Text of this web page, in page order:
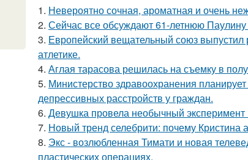
1. Невероятно сочная, ароматная и очень
2. Сейчас все обсуждают 61-летнюю Паулину
3. Европейский вещательный союз
атлетике.
4. Аглая тарасова решилась на съемку в
5. Министерство здравоохранения
депрессивных расстройств у граждан.
6. Девушка провела необычный
7. Новый тренд селебрити: почему Кристина
8. Экс - возлюбленная Тимати и новая
пластических операциях.